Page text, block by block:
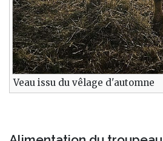
Veau issu du vêlage d'automne